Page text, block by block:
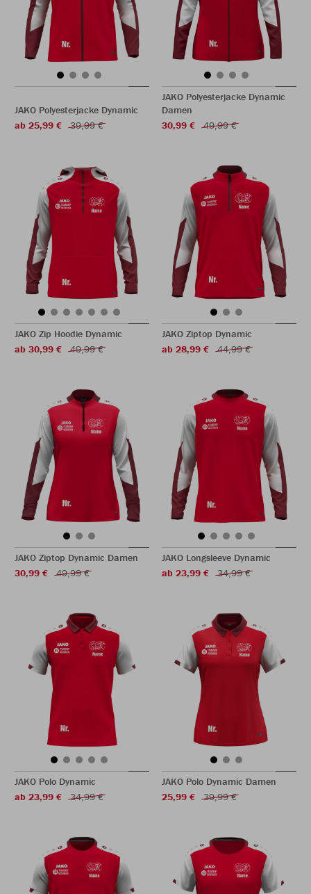
JAKO Polyesterjacke Dynamic
ab 25,99 €
39,99 €
JAKO Polyesterjacke Dynamic
Damen
30,99 €
49,99 €
JAKO Zip Hoodie Dynamic
ab 30,99 €
49,99 €
JAKO Ziptop Dynamic
ab 28,99 €
44,99 €
JAKO Ziptop Dynamic Damen
30,99 €
49,99 €
JAKO Longsleeve Dynamic
ab 23,99 €
34,99 €
JAKO Polo Dynamic
ab 23,99 €
34,99 €
JAKO Polo Dynamic Damen
25,99 €
39,99 €